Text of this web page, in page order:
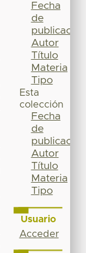
Fecha
de
publicación
Autor
Título
Materia
Tipo
Esta
colección
Fecha
de
publicación
Autor
Título
Materia
Tipo
Usuario
Acceder